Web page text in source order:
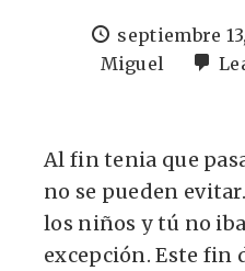
septiembre
Miguel
Al fin tenia que
no se pueden
los niños y tú no
excepción. Este fin